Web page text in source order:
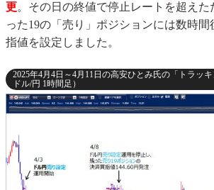
更。その日の終値で停止レートを超え
った19の「売り」ポジションには数時間
指値を設定しました。
2025年4月4日～4月11日の高安ひとみ氏の「トラッ
ドル/円 1時間足）